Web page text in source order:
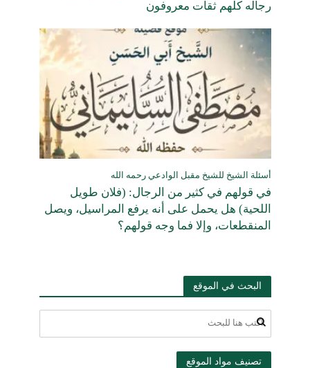
رجاله كلهم ثقات معروفون
أسئلة الشيخ للشيخ مقبل الوادعي رحمه الله
في قولهم في كثير من الرجال: (فلان طويل
اللحية) هل يحمل على أنه يرفع المراسيل، ويصل
المنقطعات، وإلا فما وجه قولهم؟
البحث في الموقع
تصنيف مواد الموقع